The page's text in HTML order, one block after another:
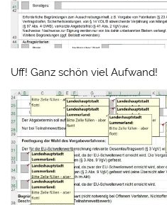
Uff! Ganz schön viel Aufwand!